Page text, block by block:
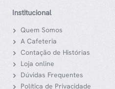
Institucional
Quem Somos
A Cafeteria
Contação de Histórias
Loja online
Dúvidas Frequentes
Política de Privacidade